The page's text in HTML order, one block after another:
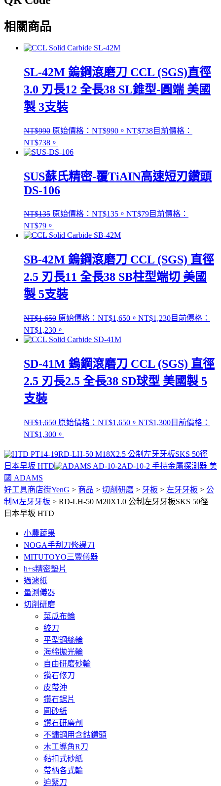
相關商品
SL-42M 鎢鋼滾磨刀 CCL (SGS)直徑
3.0 刃長12 全長38 SL錐型-圓端 美國
製 3支裝
NT$990 原始價格：NT$990。 NT$738目前價格：
NT$738。
SUS蘇氏精密-覆TiAIN高速短刃鑽頭
DS-106
NT$135 原始價格：NT$135。 NT$79目前價格：
NT$79。
SB-42M 鎢鋼滾磨刀 CCL (SGS) 直徑
2.5 刃長11 全長38 SB柱型端切 美國
製 5支裝
NT$1,650 原始價格：NT$1,650。 NT$1,230目前價格：
NT$1,230。
SD-41M 鎢鋼滾磨刀 CCL (SGS) 直徑
2.5 刃長2.5 全長38 SD球型 美國製 5
支裝
NT$1,650 原始價格：NT$1,650。 NT$1,300目前價格：
NT$1,300。
RD-LH-50 M18X2.5 公制左牙牙板SKS 50徑
日本早坂 HTD
AD-10-2 手持金屬探測器 美
國 ADAMS
好工具商店街YenG > 商品 > 切削研磨 > 牙板 > 左牙牙板 > 公
制M左牙牙板 > RD-LH-50 M20X1.0 公制左牙牙板SKS 50徑
日本早坂 HTD
小農蔬果
NOGA手刮刀修邊刀
MITUTOYO三豐儀器
h+s精密墊片
過濾紙
量測儀器
切削研磨
菜瓜布輪
絞刀
平型鋼絲輪
海綿拋光輪
自由研磨砂輪
鑽石修刀
皮帶沖
鑽石鋸片
圓砂紙
鑽石研磨劑
不鏽鋼用含鈷鑽頭
木工導角R刀
黏扣式砂紙
帶柄各式輪
迫緊刀